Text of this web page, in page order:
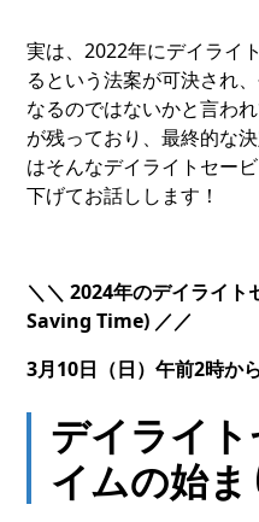
実は、2022年にデイライ
るという法案が可決され
なるのではないかと言わ
が残っており、最終的な
はそんなデイライトセー
下げてお話しします！
＼＼ 2024年のデイライ
Saving Time) ／／
3月10日（日）午前2時か
デイライ
イムの始ま